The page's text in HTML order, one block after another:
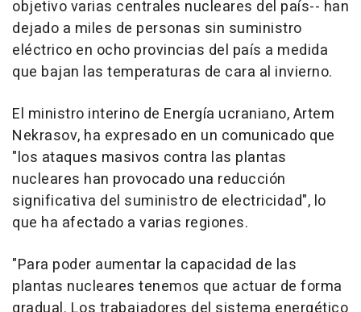
objetivo varias centrales nucleares del país-- han
dejado a miles de personas sin suministro
eléctrico en ocho provincias del país a medida
que bajan las temperaturas de cara al invierno.
El ministro interino de Energía ucraniano, Artem
Nekrasov, ha expresado en un comunicado que
"los ataques masivos contra las plantas
nucleares han provocado una reducción
significativa del suministro de electricidad", lo
que ha afectado a varias regiones.
"Para poder aumentar la capacidad de las
plantas nucleares tenemos que actuar de forma